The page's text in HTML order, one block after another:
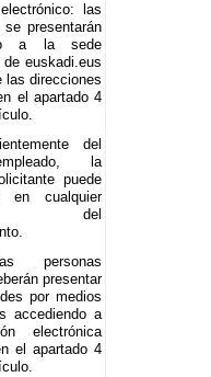
las
presentarán
a la sede
euskadi.eus
las direcciones
el apartado 4
del
la
puede
en cualquier
del
personas
presentar
por medios
accediendo a
electrónica
el apartado 4